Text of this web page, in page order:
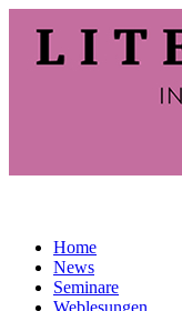
Home
News
Seminare
Weblesungen